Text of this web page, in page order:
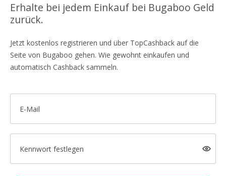
Erhalte bei jedem Einkauf bei Bugaboo Geld
zurück.
Jetzt kostenlos registrieren und über TopCashback auf die
Seite von Bugaboo gehen. Wie gewohnt einkaufen und
automatisch Cashback sammeln.
E-Mail
Kennwort festlegen